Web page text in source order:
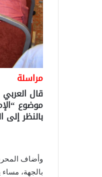
مراسلة
قال
موضوع
بالنظر
وأضاف
بالجهة، مساء يوم